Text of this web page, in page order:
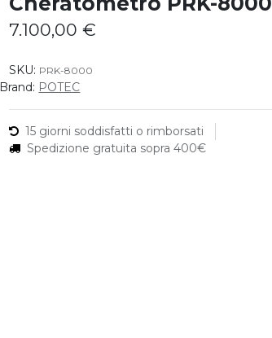
7.100,00 €
SKU: PRK-8000
Brand: POTEC
15 giorni soddisfatti o rimborsati
Spedizione gratuita sopra 400€